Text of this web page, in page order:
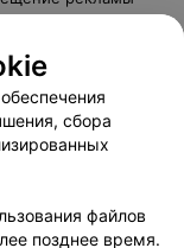
оплаты
сбора
файлов
позднее время.